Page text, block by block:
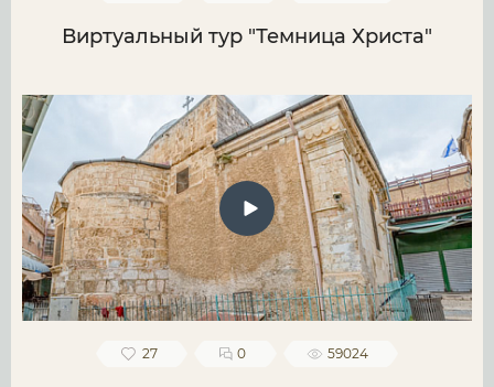
Виртуальный тур "Темница Христа"
27 0 59024